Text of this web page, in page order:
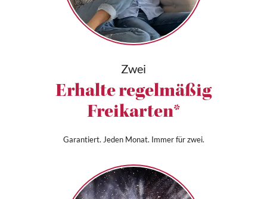
Zwei
Erhalte regelmäßig
Freikarten*
Garantiert. Jeden Monat. Immer für zwei.